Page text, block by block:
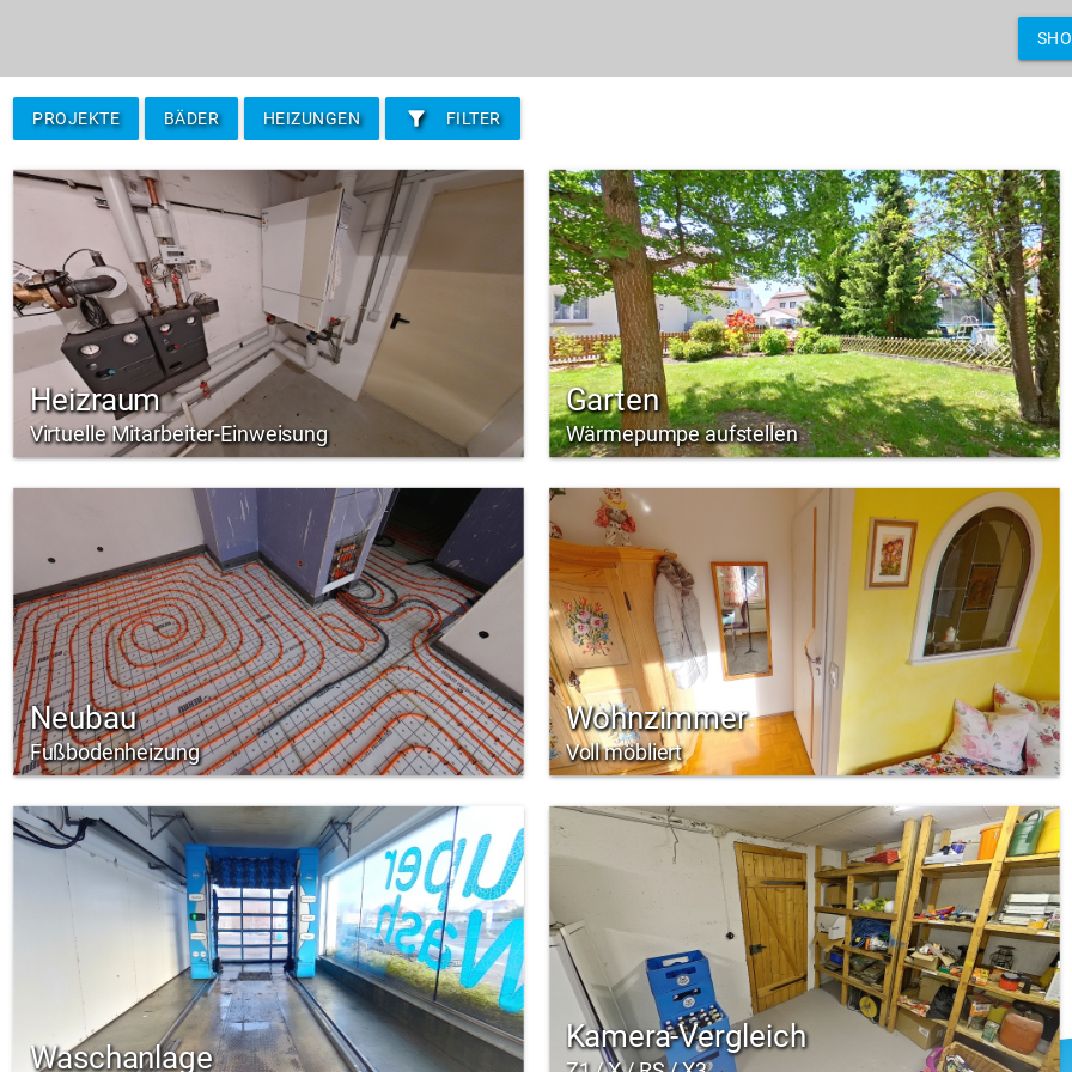
PROJEKTE BÄDER HEIZUNGEN filter_alt FILTER
Heizraum
Virtuelle Mitarbeiter-Einweisung
Garten
Wärmepumpe aufstellen
Neubau
Fußbodenheizung
Wohnzimmer
Voll möbliert
Waschanlage
Kamera-Vergleich